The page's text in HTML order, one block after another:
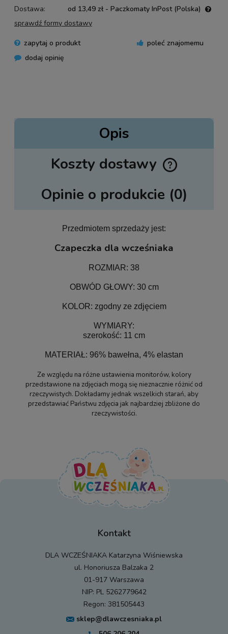
Dostawa:
od 13,49 zł - Paczkomaty InPost (Polska)
sprawdź formy dostawy
zapytaj o produkt
poleć znajomemu
dodaj opinię
Opis
Koszty dostawy
Cena nie zawiera ewentualnych kosztów płatności
Opinie o produkcie (0)
Przedmiotem sprzedaży jest:
Czapeczka dla wcześniaka
ROZMIAR: 38
OBWÓD GŁOWY: 30 cm
KOLOR: zgodny ze zdjęciem
WYMIARY:
szerokość: 11 cm
MATERIAŁ: 96% bawełna, 4% elastan
Ze względu na różne ustawienia monitorów, kolory
przedstawione na zdjęciach mogą się nieznacznie różnić od
rzeczywistych. Dokładamy jednak wszelkich starań, aby
przedstawiać Państwu zdjęcia jak najbardziej zbliżone do
rzeczywistości.
Kontakt
DLA WCZEŚNIAKA Katarzyna Wiśniewska
ul. Honoriusza Balzaka 2
01-917 Warszawa
NIP: PL 5262779642
Regon: 381505443
sklep@dlawczesniaka.pl